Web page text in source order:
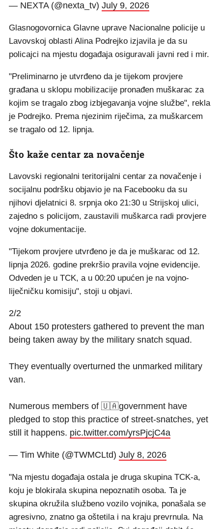
— NEXTA (@nexta_tv) July 9, 2026
Glasnogovornica Glavne uprave Nacionalne policije u
Lavovskoj oblasti Alina Podrejko izjavila je da su
policajci na mjestu događaja osiguravali javni red i mir.
"Preliminarno je utvrđeno da je tijekom provjere
građana u sklopu mobilizacije pronađen muškarac za
kojim se tragalo zbog izbjegavanja vojne službe", rekla
je Podrejko. Prema njezinim riječima, za muškarcem
se tragalo od 12. lipnja.
Što kaže centar za novačenje
Lavovski regionalni teritorijalni centar za novačenje i
socijalnu podršku objavio je na Facebooku da su
njihovi djelatnici 8. srpnja oko 21:30 u Strijskoj ulici,
zajedno s policijom, zaustavili muškarca radi provjere
vojne dokumentacije.
"Tijekom provjere utvrđeno je da je muškarac od 12.
lipnja 2026. godine prekršio pravila vojne evidencije.
Odveden je u TCK, a u 00:20 upućen je na vojno-
liječničku komisiju", stoji u objavi.
2/2
About 150 protesters gathered to prevent the man
being taken away by the military snatch squad.
They eventually overturned the unmarked military
van.
Numerous members of 🇺🇦government have
pledged to stop this practice of street-snatches, yet
still it happens. pic.twitter.com/yrsPjcjC4a
— Tim White (@TWMCLtd) July 8, 2026
"Na mjestu događaja ostala je druga skupina TCK-a,
koju je blokirala skupina nepoznatih osoba. Ta je
skupina okružila službeno vozilo vojnika, ponašala se
agresivno, znatno ga oštetila i na kraju prevrnula. Na